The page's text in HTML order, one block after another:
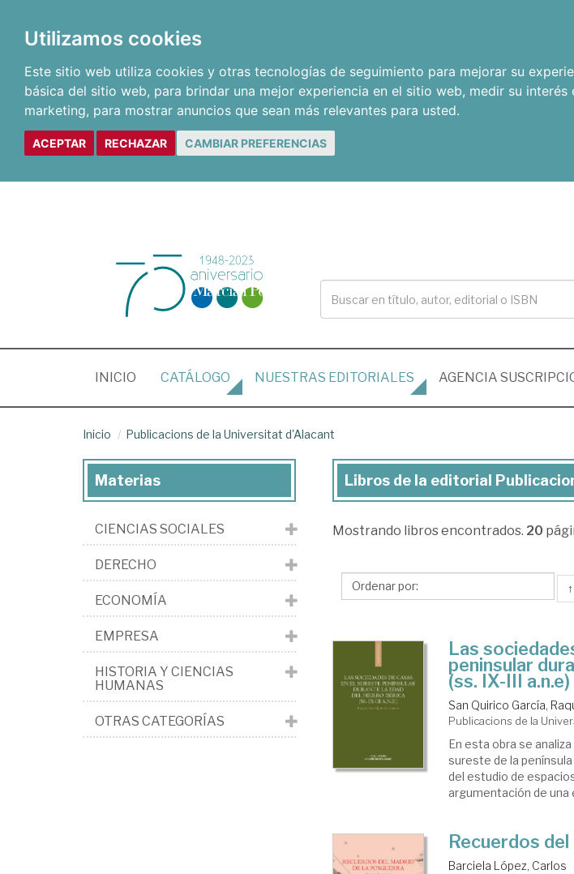
Utilizamos cookies
Este sitio web utiliza cookies y otras tecnologías de seguimiento para mejorar su
básica del sitio web, para brindar una mejor experiencia en el sitio web, medir su
marketing, para mostrar anuncios que sean más relevantes para usted.
ACEPTAR RECHAZAR CAMBIAR PREFERENCIAS
INICIO (CURRENT)
CATÁLOGO NUESTRAS EDITORIALES AGENCIA
Inicio Publicacions de la Universitat d'Alacant
Libros
la
Publicacions
la
Universitat
d'Alacant
Libros de la editorial
Mostrando libros encontrados. 20
↑
Las
peninsular
(ss. IX-III a.n.e)
San Quirico García,
Publicacions de la
En esta obra se
sureste de la
del estudio de
argumentación de una
Recuerdos
Barciela López, Carlos
Materias
CIENCIAS SOCIALES
DERECHO
ECONOMÍA
EMPRESA
HISTORIA Y CIENCIAS
HUMANAS
OTRAS CATEGORÍAS